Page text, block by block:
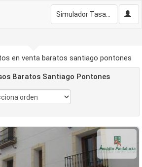
en venta baratos santiago pontones
Baratos Santiago Pontones